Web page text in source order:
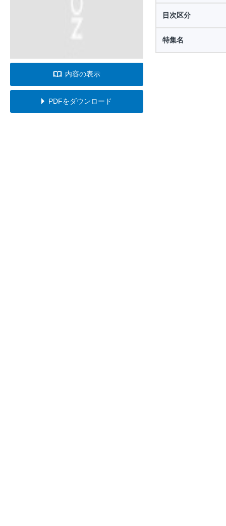
内容の表示
PDFをダウンロード
目次区分
特集名